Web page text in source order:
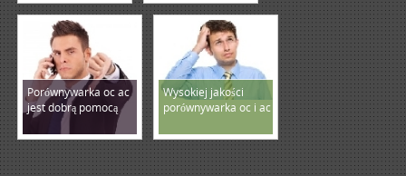
Porównywarka oc ac
jest dobrą pomocą
Wysokiej jakości
porównywarka oc i ac